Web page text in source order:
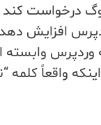
درخواست
افزایش
وردپرس
واقعاً کلمه